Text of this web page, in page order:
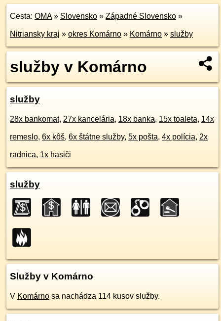
Cesta: OMA» Slovensko » Západné Slovensko »
Nitriansky kraj » okres Komárno » Komárno » služby
služby v Komárno
služby
28x bankomat, 27x kancelária, 18x banka, 15x toaleta, 14x
remeslo, 6x kôš, 6x štátne služby, 5x pošta, 4x polícia, 2x
radnica, 1x hasiči
služby
Služby v Komárno
V Komárno sa nachádza 114 kusov služby.